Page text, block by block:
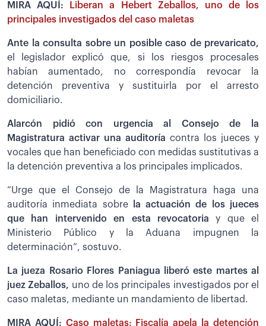
MIRA AQUÍ:
Liberan a Hebert Zeballos, uno de los
principales investigados del caso maletas
Ante la consulta sobre un posible caso de prevaricato,
el legislador explicó que, si los riesgos procesales
habían aumentado, no correspondía revocar la
detención preventiva y sustituirla por el arresto
domiciliario.
Alarcón pidió con urgencia al Consejo de la
Magistratura activar una auditoría contra los jueces y
vocales que han beneficiado con medidas sustitutivas a
la detención preventiva a los principales implicados.
“Urge que el Consejo de la Magistratura haga una
auditoría inmediata sobre
la actuación de los jueces
que han intervenido en esta revocatoria y que el
Ministerio Público y la Aduana impugnen la
determinación”, sostuvo.
La jueza Rosario Flores Paniagua liberó este martes al
juez Zeballos, uno de los principales investigados por el
caso maletas, mediante un mandamiento de libertad.
MIRA AQUÍ: Caso maletas: Fiscalía apela la detención